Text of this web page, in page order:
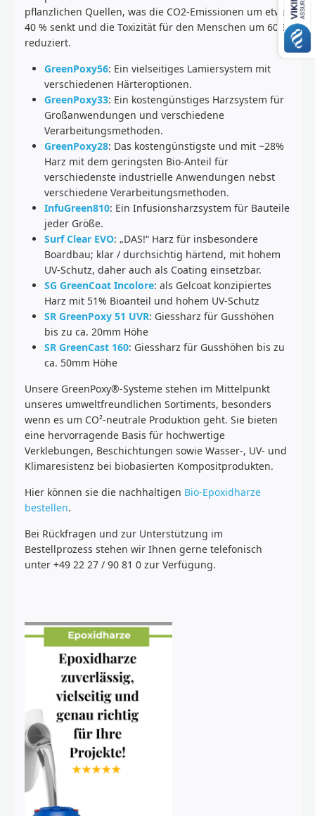
pflanzlichen Quellen, was die CO2-Emissionen um etwa
40 % senkt und die Toxizität für den Menschen um 60 %
reduziert.
GreenPoxy56: Ein vielseitiges Lamiersystem mit
verschiedenen Härteroptionen.
GreenPoxy33: Ein kostengünstiges Harzsystem für
Großanwendungen und verschiedene
Verarbeitungsmethoden.
GreenPoxy28: Das kostengünstigste und mit ~28%
Harz mit dem geringsten Bio-Anteil für
verschiedenste industrielle Anwendungen nebst
verschiedene Verarbeitungsmethoden.
InfuGreen810: Ein Infusionsharzsystem für Bauteile
jeder Größe.
Surf Clear EVO: „DAS!“ Harz für insbesondere
Boardbau; klar / durchsichtig härtend, mit hohem
UV-Schutz, daher auch als Coating einsetzbar.
SG GreenCoat Incolore: als Gelcoat konzipiertes
Harz mit 51% Bioanteil und hohem UV-Schutz
SR GreenPoxy 51 UVR: Giessharz für Gusshöhen
bis zu ca. 20mm Höhe
SR GreenCast 160: Giessharz für Gusshöhen bis zu
ca. 50mm Höhe
Unsere GreenPoxy®-Systeme stehen im Mittelpunkt
unseres umweltfreundlichen Sortiments, besonders
wenn es um CO²-neutrale Produktion geht. Sie bieten
eine hervorragende Basis für hochwertige
Verklebungen, Beschichtungen sowie Wasser-, UV- und
Klimaresistenz bei biobasierten Kompositprodukten.
Hier können sie die nachhaltigen Bio-Epoxidharze
bestellen.
Bei Rückfragen und zur Unterstützung im
Bestellprozess stehen wir Ihnen gerne telefonisch
unter +49 22 27 / 90 81 0 zur Verfügung.